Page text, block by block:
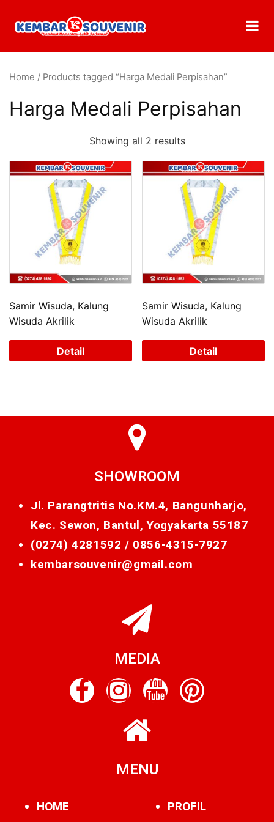
Home / Products tagged “Harga Medali Perpisahan”
Harga Medali Perpisahan
Showing all 2 results
Samir Wisuda, Kalung
Wisuda Akrilik
Detail
Samir Wisuda, Kalung
Wisuda Akrilik
Detail
SHOWROOM
Jl. Parangtritis No.KM.4, Bangunharjo,
Kec. Sewon, Bantul, Yogyakarta 55187
(0274) 4281592 / 0856-4315-7927
kembarsouvenir@gmail.com
MEDIA
MENU
HOME PROFIL